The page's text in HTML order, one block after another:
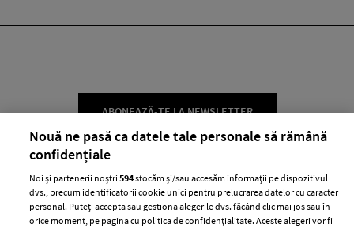
ABONEAZĂ-TE LA NEWSLETTER
Urmareste-ne pe:
Nouă ne pasă ca datele tale personale să rămână
confidențiale
Noi și partenerii noștri594stocăm și/sau accesăm informații pe dispozitivul
dvs., precum identificatorii cookie unici pentru prelucrarea datelor cu caracter
personal. Puteți accepta sau gestiona alegerile dvs. făcând clic mai jos sau în
orice moment, pe pagina cu politica de confidențialitate. Aceste alegeri vor fi